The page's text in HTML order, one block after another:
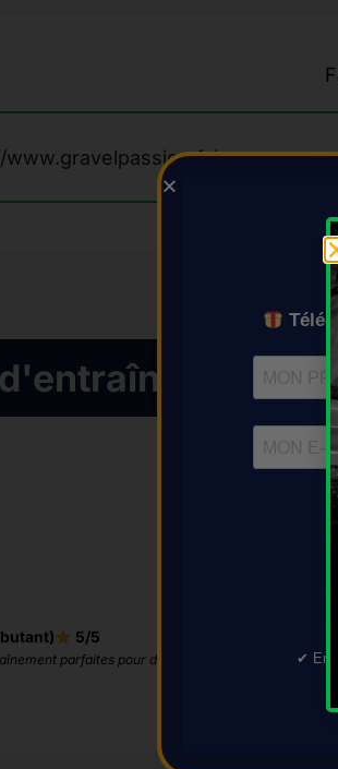
www.gravelpassion.fr/
5/5
parfaites pour débuter »
✔︎ En